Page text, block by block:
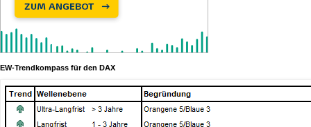
EW-Trendkompass für den DAX